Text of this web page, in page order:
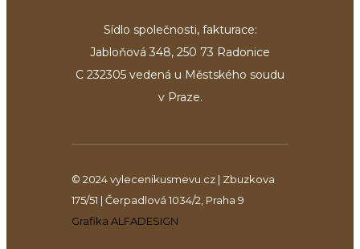
Sídlo společnosti, fakturace:
Jabloňová 348, 250 73 Radonice
C 232305 vedená u Městského soudu
v Praze.
© 2024 vylecenikusmevu.cz | Zbuzkova
175/51 | Čerpadlová 1034/2, Praha 9
Grafika ALFADESIGN